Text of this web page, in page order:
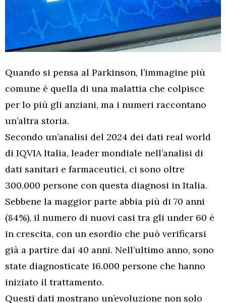
Quando si pensa al Parkinson, l’immagine più
comune è quella di una malattia che colpisce
per lo più gli anziani, ma i numeri raccontano
un’altra storia.
Secondo un’analisi del 2024 dei dati real world
di IQVIA Italia, leader mondiale nell’analisi di
dati sanitari e farmaceutici, ci sono oltre
300.000 persone con questa diagnosi in Italia.
Sebbene la maggior parte abbia più di 70 anni
(84%), il numero di nuovi casi tra gli under 60 è
in crescita, con un esordio che può verificarsi
già a partire dai 40 anni. Nell’ultimo anno, sono
state diagnosticate 16.000 persone che hanno
iniziato il trattamento.
Questi dati mostrano un’evoluzione non solo